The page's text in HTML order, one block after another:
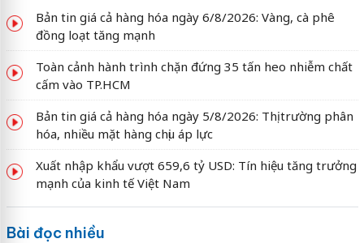
Bản tin giá cả hàng hóa ngày 6/8/2026: Vàng, cà phê
đồng loạt tăng mạnh
Toàn cảnh hành trình chặn đứng 35 tấn heo nhiễm chất
cấm vào TP.HCM
Bản tin giá cả hàng hóa ngày 5/8/2026: Thị trường phân
hóa, nhiều mặt hàng chịu áp lực
Xuất nhập khẩu vượt 659,6 tỷ USD: Tín hiệu tăng trưởng
mạnh của kinh tế Việt Nam
Bài đọc nhiều